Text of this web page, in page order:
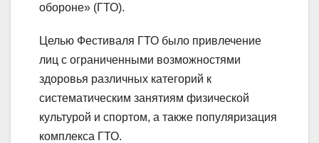
обороне» (ГТО).
Целью Фестиваля ГТО было привлечение
лиц с ограниченными возможностями
здоровья различных категорий к
систематическим занятиям физической
культурой и спортом, а также популяризация
комплекса ГТО.